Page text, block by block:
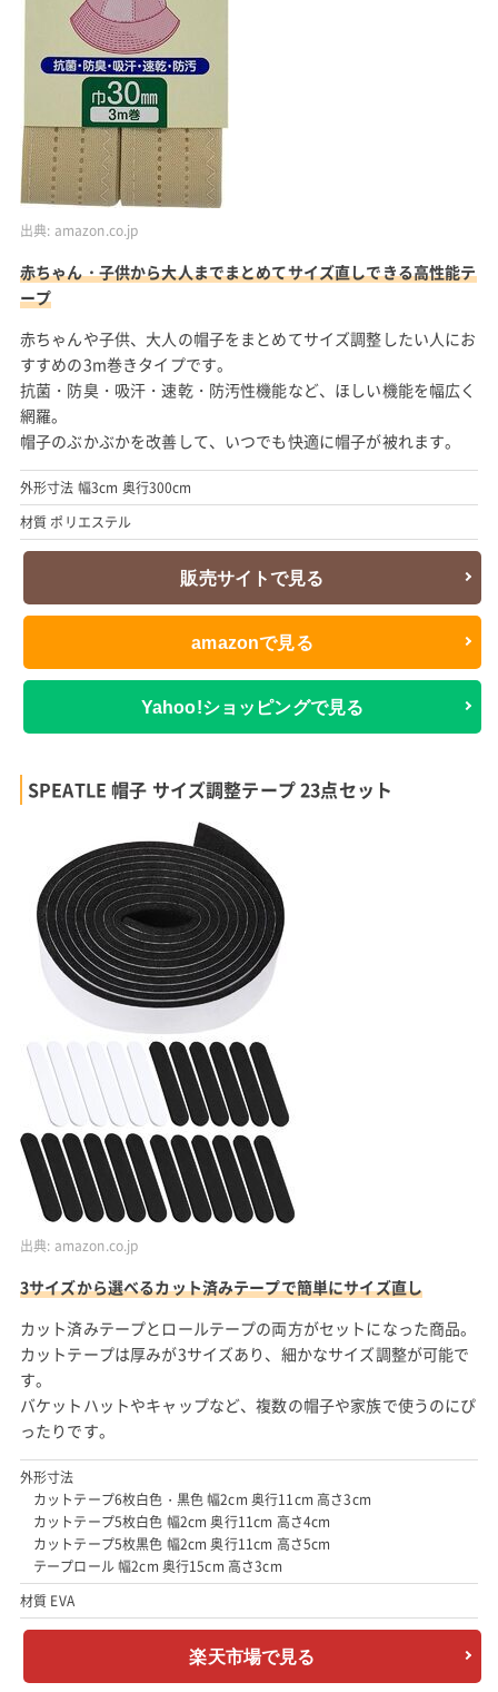
出典: amazon.co.jp
赤ちゃん・子供から大人までまとめてサイズ直しできる高性能テ
ープ
赤ちゃんや子供、大人の帽子をまとめてサイズ調整したい人にお
すすめの3m巻きタイプです。
抗菌・防臭・吸汗・速乾・防汚性機能など、ほしい機能を幅広く
網羅。
帽子のぶかぶかを改善して、いつでも快適に帽子が被れます。
外形寸法 幅3cm 奥行300cm
材質 ポリエステル
販売サイトで見る
amazonで見る
Yahoo!ショッピングで見る
SPEATLE 帽子 サイズ調整テープ 23点セット
出典: amazon.co.jp
3サイズから選べるカット済みテープで簡単にサイズ直し
カット済みテープとロールテープの両方がセットになった商品。
カットテープは厚みが3サイズあり、細かなサイズ調整が可能で
す。
バケットハットやキャップなど、複数の帽子や家族で使うのにぴ
ったりです。
外形寸法
カットテープ6枚白色・黒色 幅2cm 奥行11cm 高さ3cm
カットテープ5枚白色 幅2cm 奥行11cm 高さ4cm
カットテープ5枚黒色 幅2cm 奥行11cm 高さ5cm
テープロール 幅2cm 奥行15cm 高さ3cm
材質 EVA
楽天市場で見る